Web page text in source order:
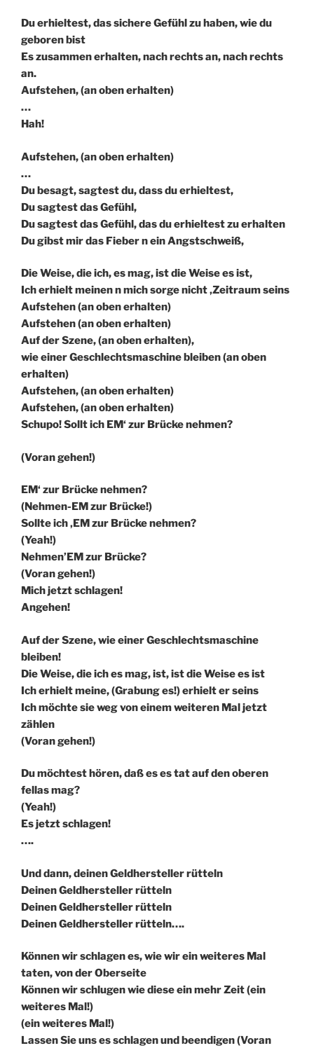
Du erhieltest, das sichere Gefühl zu haben, wie du
geboren bist
Es zusammen erhalten, nach rechts an, nach rechts
an.
Aufstehen, (an oben erhalten)
…
Hah!
Aufstehen, (an oben erhalten)
…
Du besagt, sagtest du, dass du erhieltest,
Du sagtest das Gefühl,
Du sagtest das Gefühl, das du erhieltest zu erhalten
Du gibst mir das Fieber n ein Angstschweiß,
Die Weise, die ich, es mag, ist die Weise es ist,
Ich erhielt meinen n mich sorge nicht ‚Zeitraum seins
Aufstehen (an oben erhalten)
Aufstehen (an oben erhalten)
Auf der Szene, (an oben erhalten),
wie einer Geschlechtsmaschine bleiben (an oben
erhalten)
Aufstehen, (an oben erhalten)
Aufstehen, (an oben erhalten)
Schupo! Sollt ich EM‘ zur Brücke nehmen?
(Voran gehen!)
EM‘ zur Brücke nehmen?
(Nehmen-EM zur Brücke!)
Sollte ich ‚EM zur Brücke nehmen?
(Yeah!)
Nehmen’EM zur Brücke?
(Voran gehen!)
Mich jetzt schlagen!
Angehen!
Auf der Szene, wie einer Geschlechtsmaschine
bleiben!
Die Weise, die ich es mag, ist, ist die Weise es ist
Ich erhielt meine, (Grabung es!) erhielt er seins
Ich möchte sie weg von einem weiteren Mal jetzt
zählen
(Voran gehen!)
Du möchtest hören, daß es es tat auf den oberen
fellas mag?
(Yeah!)
Es jetzt schlagen!
….
Und dann, deinen Geldhersteller rütteln
Deinen Geldhersteller rütteln
Deinen Geldhersteller rütteln
Deinen Geldhersteller rütteln….
Können wir schlagen es, wie wir ein weiteres Mal
taten, von der Oberseite
Können wir schlugen wie diese ein mehr Zeit (ein
weiteres Mal!)
(ein weiteres Mal!)
Lassen Sie uns es schlagen und beendigen (Voran